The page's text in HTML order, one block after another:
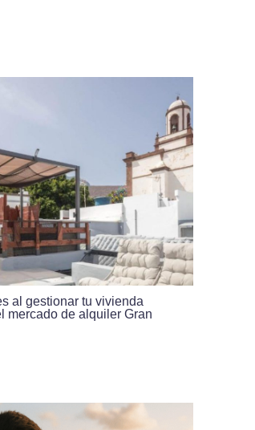
al gestionar tu vivienda
mercado de alquiler Gran